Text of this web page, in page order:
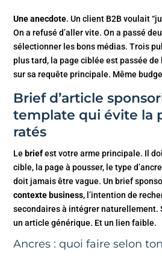
Une anecdote. Un client B2B voulait
On a refusé d’aller vite. On a passé
sélectionner les bons médias. Trois
plus tard, la page ciblée est passée
sur sa requête principale. Même
Brief d’article
template qui évite la
ratés
Le briefest votre arme principale. Il
cible, la page à pousser, le type
doit jamais être vague. Un brief
contexte business, l’intention de
secondaires à intégrer naturellement.
un article générique. Et un lien faible.
Ancres : quoi faire selon